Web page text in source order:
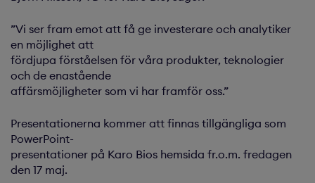
”Vi ser fram emot att få ge investerare och analytiker
en möjlighet att
fördjupa förståelsen för våra produkter, teknologier
och de enastående
affärsmöjligheter som vi har framför oss.”
Presentationerna kommer att finnas tillgängliga som
PowerPoint-
presentationer på Karo Bios hemsida fr.o.m. fredagen
den 17 maj.